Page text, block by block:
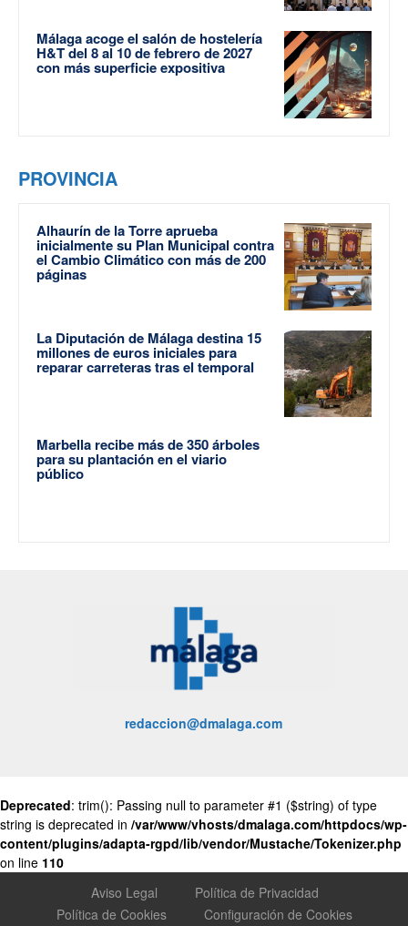
Málaga acoge el salón de hostelería
H&T del 8 al 10 de febrero de 2027
con más superficie expositiva
PROVINCIA
Alhaurín de la Torre aprueba
inicialmente su Plan Municipal contra
el Cambio Climático con más de 200
páginas
La Diputación de Málaga destina 15
millones de euros iniciales para
reparar carreteras tras el temporal
Marbella recibe más de 350 árboles
para su plantación en el viario
público
redaccion@dmalaga.com
Deprecated: trim(): Passing null to parameter #1 ($string) of type
string is deprecated in /var/www/vhosts/dmalaga.com/httpdocs/wp-
content/plugins/adapta-rgpd/lib/vendor/Mustache/Tokenizer.php
on line 110
Aviso Legal
Política de Privacidad
Política de Cookies
Configuración de Cookies